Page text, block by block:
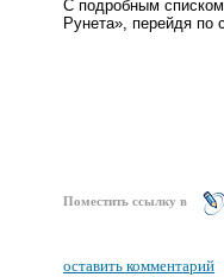
С подробным списком
Рунета», перейдя по
Поместить ссылку в
оставить комментарий